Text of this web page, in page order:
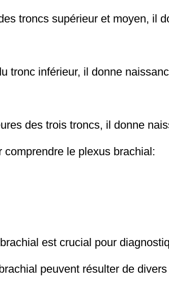
troncs supérieur et moyen, il
tronc inférieur, il donne
des trois troncs, il donne
le plexus brachial:
est crucial pour
peuvent résulter de